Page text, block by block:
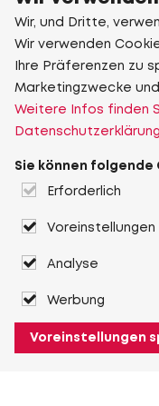
Wir, und Dritte,
Wir verwenden
Ihre Präferenzen zu
Marketingzwecke
Weitere Infos finden
Sie können folgende
Erforderlich
Voreinstellungen
Analyse
Werbung
Voreinstellungen